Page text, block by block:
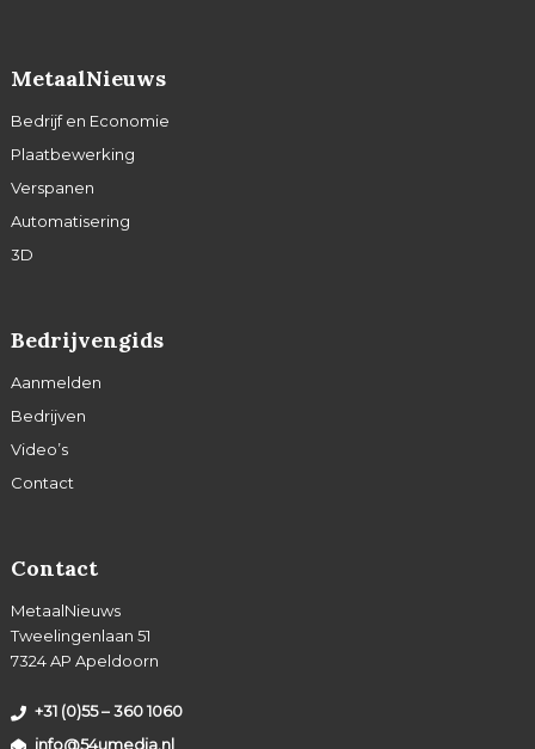
MetaalNieuws
Bedrijf en Economie
Plaatbewerking
Verspanen
Automatisering
3D
Bedrijvengids
Aanmelden
Bedrijven
Video’s
Contact
Contact
MetaalNieuws
Tweelingenlaan 51
7324 AP Apeldoorn
+31 (0)55 – 360 1060
info@54umedia.nl